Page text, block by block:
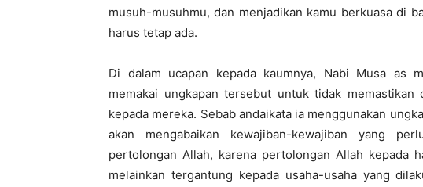
musuh-musuhmu, dan menjadikan kamu berkuasa di
harus tetap ada.
Di dalam ucapan kepada kaumnya, Nabi Musa as
memakai ungkapan tersebut untuk tidak
kepada mereka. Sebab andaikata ia menggunakan
akan mengabaikan kewajiban-kewajiban yang
pertolongan Allah, karena pertolongan Allah kepada
melainkan tergantung kepada usaha-usaha yang